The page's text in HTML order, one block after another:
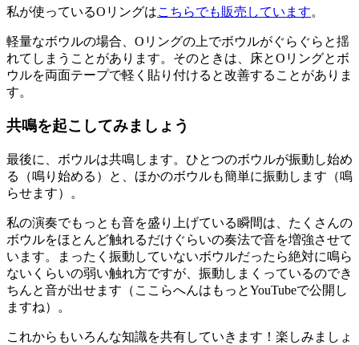
私が使っているOリングはこちらでも販売しています。
軽量なボウルの場合、Oリングの上でボウルがぐらぐらと揺
れてしまうことがあります。そのときは、床とOリングとボ
ウルを両面テープで軽く貼り付けると改善することがありま
す。
共鳴を起こしてみましょう
最後に、ボウルは共鳴します。ひとつのボウルが振動し始め
る（鳴り始める）と、ほかのボウルも簡単に振動します（鳴
らせます）。
私の演奏でもっとも音を盛り上げている瞬間は、たくさんの
ボウルをほとんど触れるだけぐらいの奏法で音を増強させて
います。まったく振動していないボウルだったら絶対に鳴ら
ないくらいの弱い触れ方ですが、振動しまくっているのでき
ちんと音が出せます（ここらへんはもっとYouTubeで公開し
ますね）。
これからもいろんな知識を共有していきます！楽しみましょ